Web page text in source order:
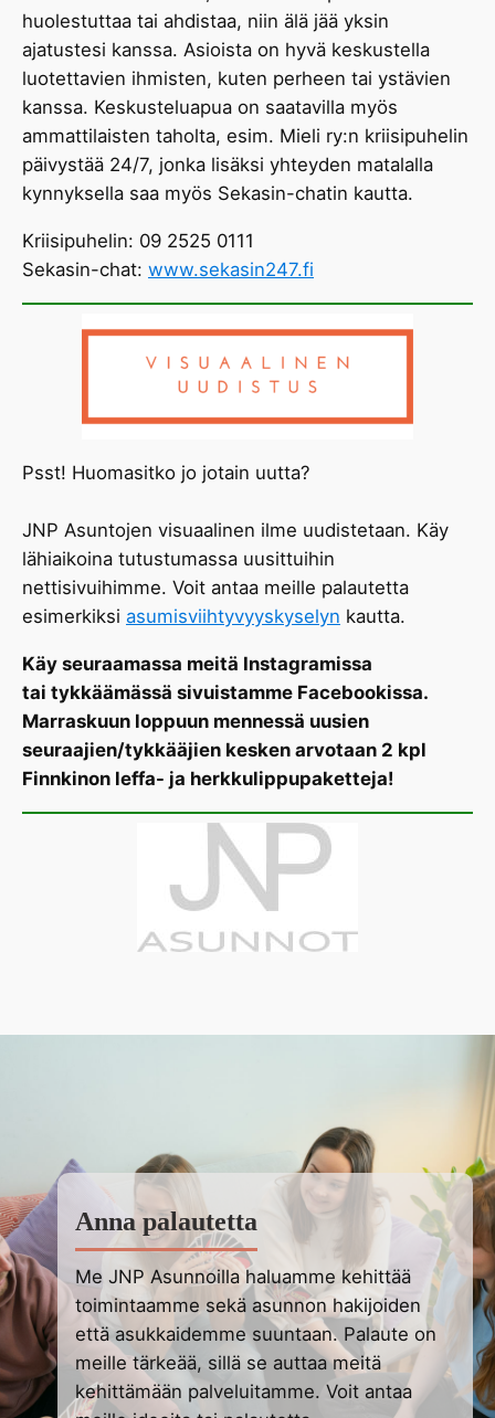
huolestuttaa tai ahdistaa, niin älä jää yksin
ajatustesi kanssa. Asioista on hyvä keskustella
luotettavien ihmisten, kuten perheen tai ystävien
kanssa. Keskusteluapua on saatavilla myös
ammattilaisten taholta, esim. Mieli ry:n kriisipuhelin
päivystää 24/7, jonka lisäksi yhteyden matalalla
kynnyksella saa myös Sekasin-chatin kautta.
Kriisipuhelin: 09 2525 0111
Sekasin-chat: www.sekasin247.fi
Psst! Huomasitko jo jotain uutta?
JNP Asuntojen visuaalinen ilme uudistetaan. Käy
lähiaikoina tutustumassa uusittuihin
nettisivuihimme. Voit antaa meille palautetta
esimerkiksi asumisviihtyvyyskyselyn kautta.
Käy seuraamassa meitä Instagramissa
tai tykkäämässä sivuistamme Facebookissa.
Marraskuun loppuun mennessä uusien
seuraajien/tykkääjien kesken arvotaan 2 kpl
Finnkinon leffa- ja herkkulippupaketteja!
Anna palautetta
Me JNP Asunnoilla haluamme kehittää
toimintaamme sekä asunnon hakijoiden
että asukkaidemme suuntaan. Palaute on
meille tärkeää, sillä se auttaa meitä
kehittämään palveluitamme. Voit antaa